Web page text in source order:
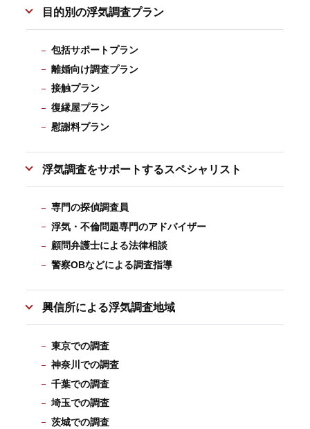
目的別の浮気調査プラン
包括サポートプラン
離婚向け調査プラン
接触プラン
復縁屋プラン
慰謝料プラン
浮気調査をサポートするスペシャリスト
専門の探偵調査員
浮気・不倫問題専門のアドバイザー
顧問弁護士による法律相談
警察OBなどによる調査指導
興信所による浮気調査地域
東京での調査
神奈川での調査
千葉での調査
埼玉での調査
茨城での調査